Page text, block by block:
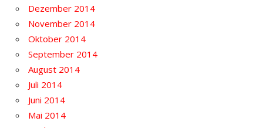
Dezember 2014
November 2014
Oktober 2014
September 2014
August 2014
Juli 2014
Juni 2014
Mai 2014